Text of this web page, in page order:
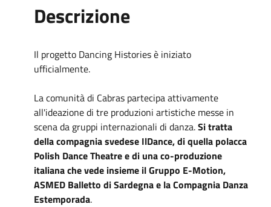
Descrizione
Il progetto Dancing Historiesè iniziato
ufficialmente.
La comunità di Cabras partecipa attivamente
all'ideazione di tre produzioni artistiche messe in
scena da gruppi internazionali di danza.Si tratta
della compagnia svedese IlDance, di quella polacca
Polish Dance Theatre e di una co-produzione
italiana che vede insieme il Gruppo E-Motion,
ASMED Balletto di Sardegna e la Compagnia Danza
Estemporada.